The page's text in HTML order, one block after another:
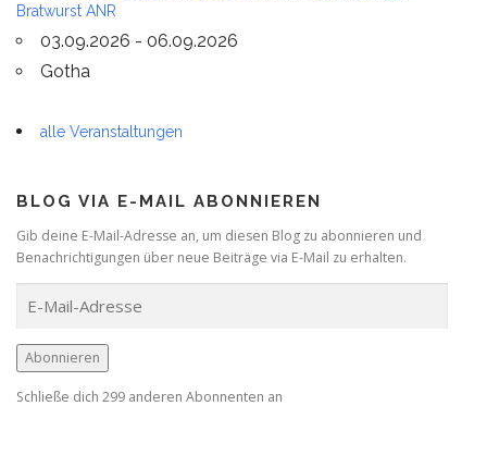
Bratwurst ANR
03.09.2026 - 06.09.2026
Gotha
alle Veranstaltungen
BLOG VIA E-MAIL ABONNIEREN
Gib deine E-Mail-Adresse an, um diesen Blog zu abonnieren und
Benachrichtigungen über neue Beiträge via E-Mail zu erhalten.
l
Abonnieren
Schließe dich 299 anderen Abonnenten an